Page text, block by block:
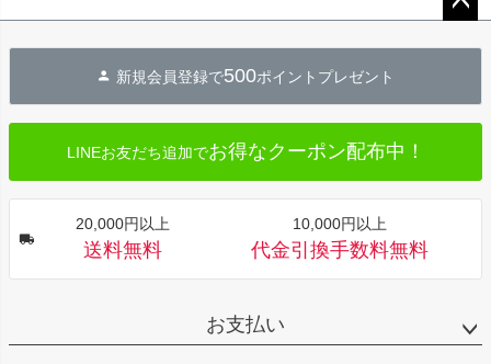
へ
新規会員登録で500ポイントプレゼント
LINEお友だち追加でお得なクーポン配布中！
20,000円以上
送料無料
10,000円以上
代金引換手数料無料
お支払い